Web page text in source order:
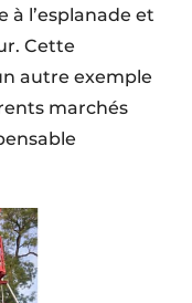
l’esplanade et
Cette
autre exemple
marchés